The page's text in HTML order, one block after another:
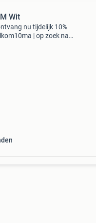
Wit
nu tijdelijk 10%
| op zoek naar